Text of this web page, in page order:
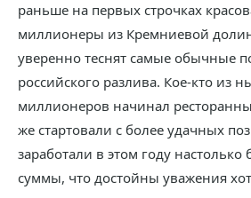
раньше на первых строчках
миллионеры из Кремниевой
уверенно теснят самые обычные
российского разлива. Кое-кто из
миллионеров начинал
же стартовали с более удачных
заработали в этом году настолько
суммы, что достойны уважения